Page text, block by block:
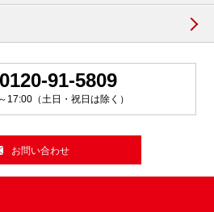
0120-91-5809
17:00（土日・祝日は除く）
お問い合わせ